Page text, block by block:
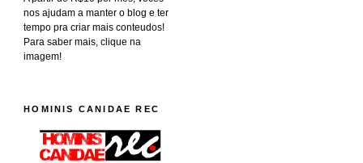
nos ajudam a manter o blog e ter
tempo pra criar mais conteudos!
Para saber mais, clique na
imagem!
HOMINIS CANIDAE REC